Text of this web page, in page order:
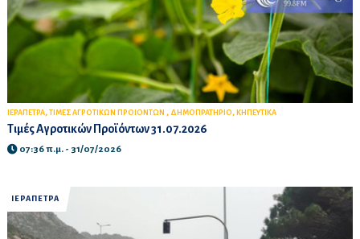
ΙΕΡΑΠΕΤΡΑ, ΤΙΜΕΣ ΑΓΡΟΤΙΚΩΝ ΠΡΟΙΟΝΤΩΝ , ΔΗΜΟΠΡΑΤΗΡΙΟ, ΚΗΠΕΥΤΙΚΑ
Τιμές Αγροτικών Προϊόντων 31.07.2026
07:36 π.μ. - 31/07/2026
ΙΕΡΑΠΕΤΡΑ